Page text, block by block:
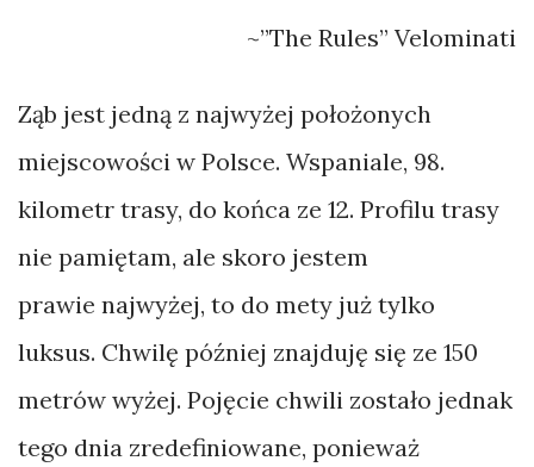
~”The Rules” Velominati
Ząb jest jedną z najwyżej położonych
miejscowości w Polsce. Wspaniale, 98.
kilometr trasy, do końca ze 12. Profilu trasy
nie pamiętam, ale skoro jestem
prawie najwyżej, to do mety już tylko
luksus. Chwilę później znajduję się ze 150
metrów wyżej. Pojęcie chwili zostało jednak
tego dnia zredefiniowane, ponieważ